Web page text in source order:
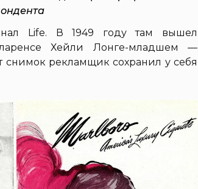
Life. В 1949 году там вышел
Хейли Лонге-младшем —
снимок рекламщик сохранил у себя